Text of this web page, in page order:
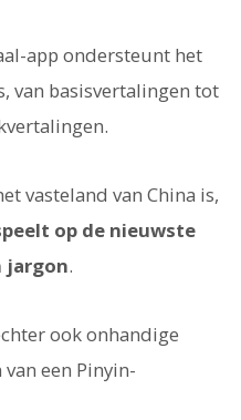
app ondersteunt het
van basisvertalingen tot
vasteland van China is,
op de nieuwste
jargon.
ook onhandige
een Pinyin-